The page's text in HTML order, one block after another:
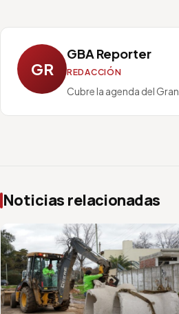
GR
GBA Reporter
REDACCIÓN
Cubre la agenda del
Noticias relacionadas